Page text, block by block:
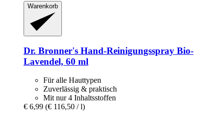
Warenkorb
Dr. Bronner's Hand-​Reinigungsspray Bio-​
Lavendel, 60 ml
Für alle Hauttypen
Zuverlässig & praktisch
Mit nur 4 Inhaltsstoffen
€ 6,99 (€ 116,50 / l)